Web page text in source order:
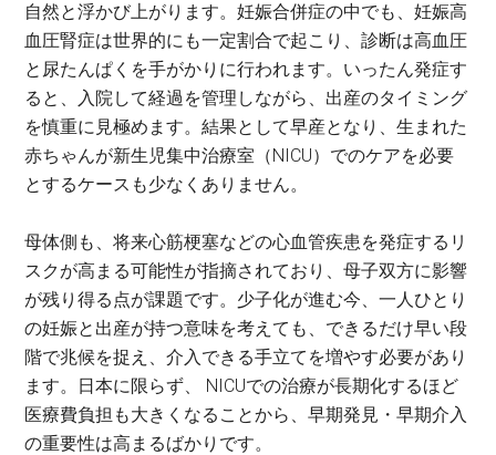
自然と浮かび上がります。妊娠合併症の中でも、妊娠高
血圧腎症は世界的にも一定割合で起こり、診断は高血圧
と尿たんぱくを手がかりに行われます。いったん発症す
ると、入院して経過を管理しながら、出産のタイミング
を慎重に見極めます。結果として早産となり、生まれた
赤ちゃんが新生児集中治療室（NICU）でのケアを必要
とするケースも少なくありません。
母体側も、将来心筋梗塞などの心血管疾患を発症するリ
スクが高まる可能性が指摘されており、母子双方に影響
が残り得る点が課題です。少子化が進む今、一人ひとり
の妊娠と出産が持つ意味を考えても、できるだけ早い段
階で兆候を捉え、介入できる手立てを増やす必要があり
ます。日本に限らず、 NICUでの治療が長期化するほど
医療費負担も大きくなることから、早期発見・早期介入
の重要性は高まるばかりです。